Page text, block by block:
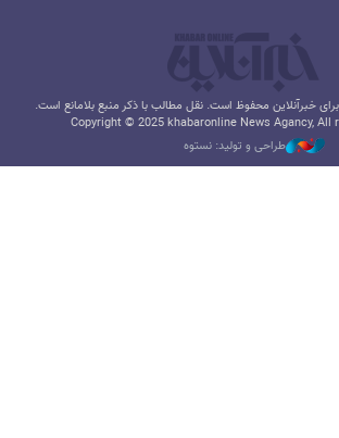
خبرآنلاین محفوظ است. نقل مطالب با ذکر منبع بلامانع است.
Copyright © 2025 khabaronline News Agancy, All
طراحی و تولید: نستوه